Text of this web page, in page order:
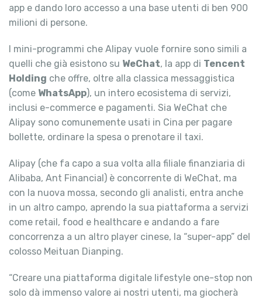
app e dando loro accesso a una base utenti di ben 900
milioni di persone.
I mini-programmi che Alipay vuole fornire sono simili a
quelli che già esistono su WeChat, la app di Tencent
Holding che offre, oltre alla classica messaggistica
(come WhatsApp), un intero ecosistema di servizi,
inclusi e-commerce e pagamenti. Sia WeChat che
Alipay sono comunemente usati in Cina per pagare
bollette, ordinare la spesa o prenotare il taxi.
Alipay (che fa capo a sua volta alla filiale finanziaria di
Alibaba, Ant Financial) è concorrente di WeChat, ma
con la nuova mossa, secondo gli analisti, entra anche
in un altro campo, aprendo la sua piattaforma a servizi
come retail, food e healthcare e andando a fare
concorrenza a un altro player cinese, la “super-app” del
colosso Meituan Dianping.
“Creare una piattaforma digitale lifestyle one-stop non
solo dà immenso valore ai nostri utenti, ma giocherà